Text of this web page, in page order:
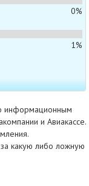
0%
1%
информационным
и Авиакассе.
за какую либо ложную